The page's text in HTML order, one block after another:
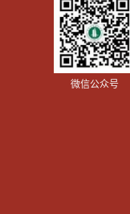
微信公众号